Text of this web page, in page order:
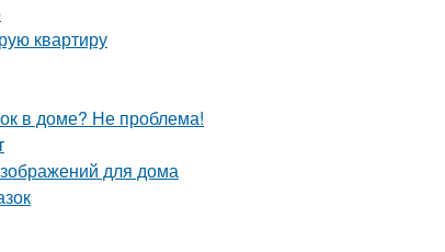
квартиру
в доме? Не проблема!
для дома